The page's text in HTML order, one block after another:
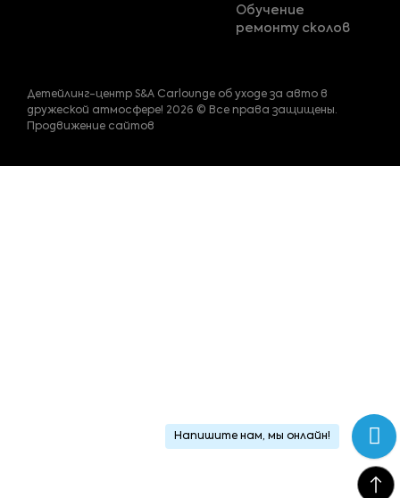
Обучение
ремонту сколов
Детейлинг-центр S&A Carlounge об уходе за авто в
дружеской атмосфере! 2026 © Все права защищены.
Продвижение сайтов
Напишите нам, мы онлайн!